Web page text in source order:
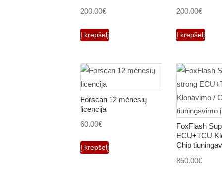
200.00€
Į krepšelį
200.00€
Į krepšelį
Forscan 12 mėnesių
licencija
60.00€
Į krepšelį
FoxFlash
ECU+TCU
Chip
850.00€